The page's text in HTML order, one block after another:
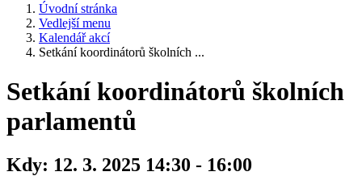
Úvodní stránka
Vedlejší menu
Kalendář akcí
Setkání koordinátorů školních ...
Setkání koordinátorů školních
parlamentů
Kdy: 12. 3. 2025 14:30 - 16:00